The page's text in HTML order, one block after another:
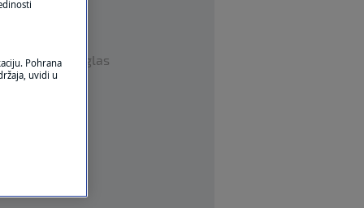
Oglas
Pohrana
uvidi u